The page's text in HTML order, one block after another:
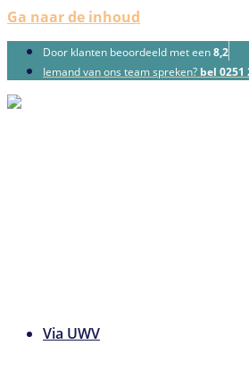
Ga naar de inhoud
Door klanten beoordeeld met een8,2
Iemand van ons team spreken? bel 0251
Via UWV